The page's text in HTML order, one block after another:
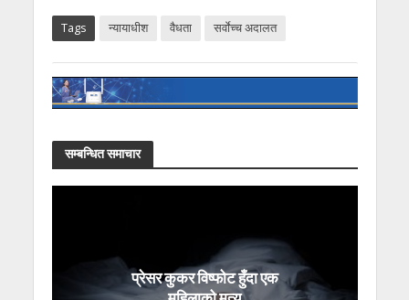
Tags न्यायाधीश वैधता सर्वाेच्च अदालत
सम्बन्धित समाचार
प्रेसर कुकर विष्फोट हुँदा एक